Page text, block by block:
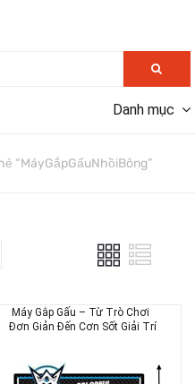
Danh mục
“MáyGắpGấuNhồiBông”
Máy Gắp Gấu – Từ Trò Chơi
Đơn Giản Đến Cơn Sốt Giải Trí